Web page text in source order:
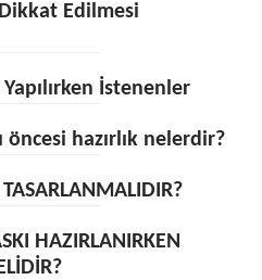
Edilmesi
Yapılırken İstenenler
öncesi hazırlık nelerdir?
HAZIRLANIRKEN